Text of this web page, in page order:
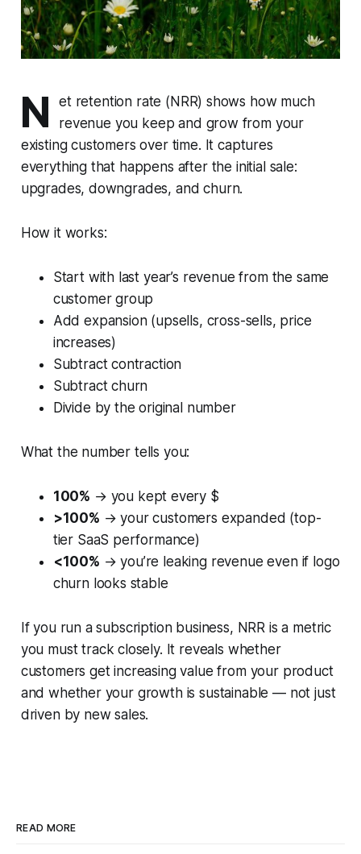
N
et retention rate (NRR) shows how much
revenue you keep and grow from your
existing customers over time. It captures
everything that happens after the initial sale:
upgrades, downgrades, and churn.
How it works:
Start with last year’s revenue from the same
customer group
Add expansion (upsells, cross-sells, price
increases)
Subtract contraction
Subtract churn
Divide by the original number
What the number tells you:
100% → you kept every $
>100% → your customers expanded (top-
tier SaaS performance)
<100% → you’re leaking revenue even if logo
churn looks stable
If you run a subscription business, NRR is a metric
you musttrack closely. It reveals whether
customers get increasing value from your product
and whether your growth is sustainable — not just
driven by new sales.
READ MORE